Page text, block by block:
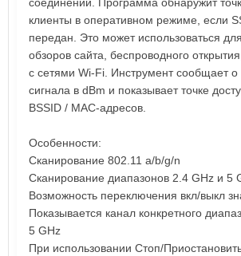
соединений. Программа обнаружит
клиенты в оперативном режиме, если
передан. Это может использоваться
обзоров сайта, беспроводного
с сетями Wi-Fi. Инструмент сообщает
сигнала в dBm и показывает точке
BSSID / MAC-адресов.
Особенности:
Сканирование 802.11 a/b/g/n
Сканирование диапазонов 2.4 GHz и 5
Возможность переключения вкл/выкл
Показывается канал конкретного
5 GHz
При использовании Стоп/